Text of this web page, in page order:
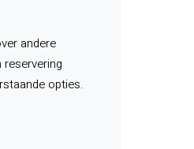
andere
opties.